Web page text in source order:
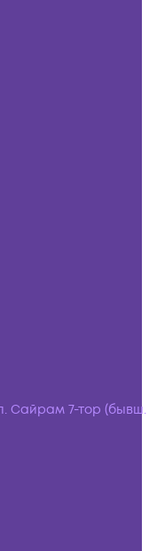
Сайрам 7-тор (бывш.